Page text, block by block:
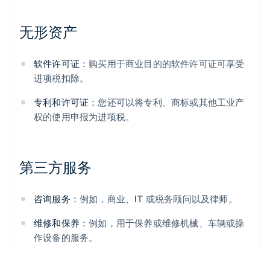
无形资产
软件许可证： 购买用于商业目的的软件许可证可享受
进项税扣除。
专利和许可证：您还可以将专利、商标或其他工业产
权的使用申报为进项税。
第三方服务
咨询服务： 例如，商业、IT 或税务顾问以及律师。
维修和保养：例如，用于保养或维修机械、车辆或操
作设备的服务。